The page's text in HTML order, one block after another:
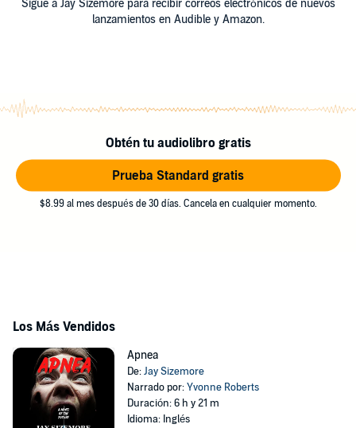
Sigue a Jay Sizemore para recibir correos electrónicos de nuevos
lanzamientos en Audible y Amazon.
Obtén tu audiolibro gratis
Prueba Standard gratis
$8.99 al mes después de 30 días. Cancela en cualquier momento.
Los Más Vendidos
Apnea
De:Jay Sizemore
Narrado por:Yvonne Roberts
Duración: 6 h y 21 m
Idioma: Inglés